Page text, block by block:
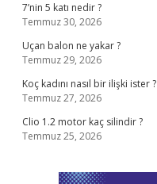
7’nin 5 katı nedir ?
Temmuz 30, 2026
Uçan balon ne yakar ?
Temmuz 29, 2026
Koç kadını nasıl bir ilişki ister ?
Temmuz 27, 2026
Clio 1.2 motor kaç silindir ?
Temmuz 25, 2026